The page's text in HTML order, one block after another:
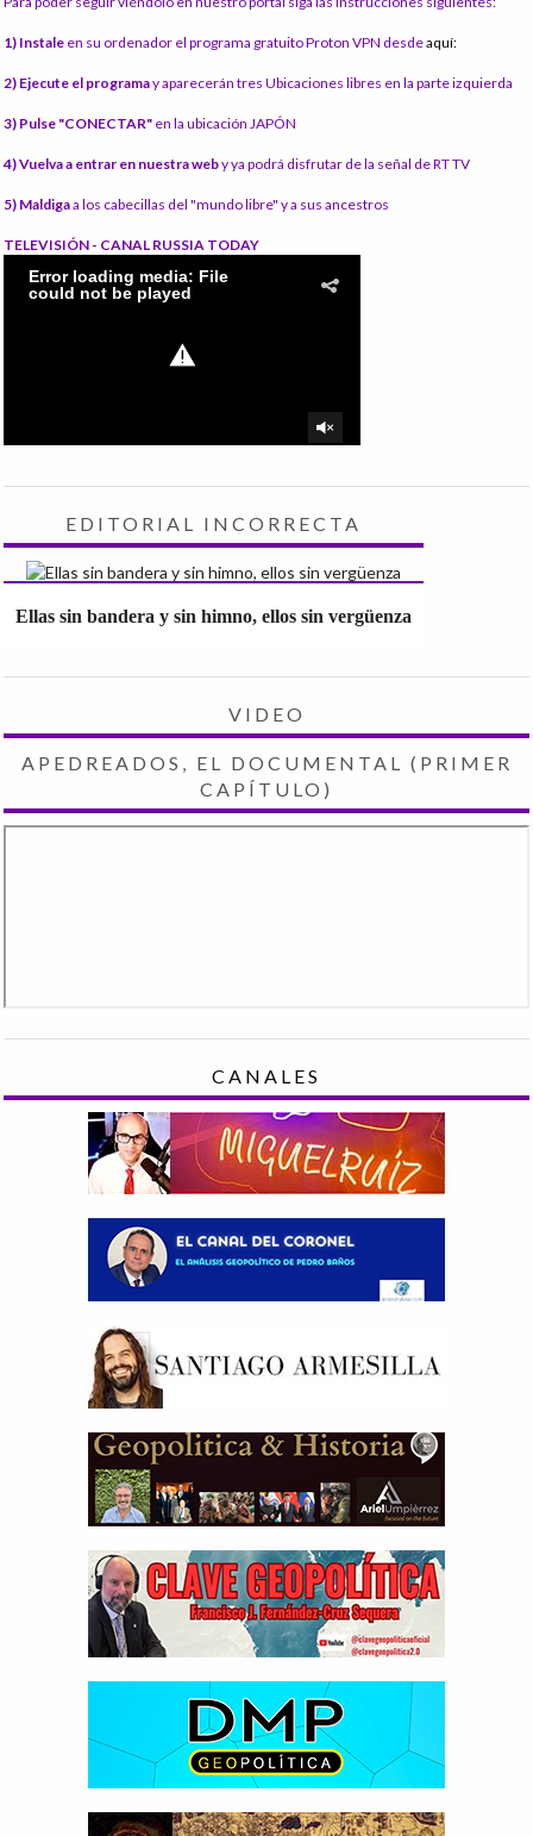
1) Instale en su ordenador el programa gratuito Proton VPN desdeaquí:
2) Ejecute el programay aparecerán tres Ubicaciones libres en la parte izquierda
3) Pulse "CONECTAR" en la ubicación JAPÓN
4) Vuelva a entrar en nuestra weby ya podrá disfrutar de la señal de RT TV
5) Maldigaa los cabecillas del "mundo libre" y a sus ancestros
TELEVISIÓN - CANAL RUSSIA TODAY
EDITORIAL INCORRECTA
Ellas sin bandera y sin himno, ellos sin vergüenza
VIDEO
APEDREADOS, EL DOCUMENTAL (PRIMER
CAPÍTULO)
CANALES